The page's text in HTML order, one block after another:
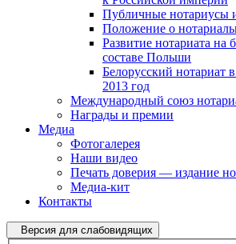
Публичные нотариусы
Положение о
Развитие нотариата на
составе Польши
Белорусский нотариат
2013 год
Международный союз
Награды и премии
Медиа
Фотогалерея
Наши видео
Печать доверия — издание
Медиа-кит
Контакты
Версия для слабовидящих